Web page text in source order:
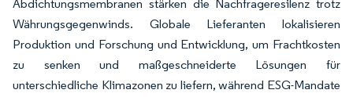
Abdichtungsmembranen stärken die Nachfrageresilenz trotz
Währungsgegenwinds. Globale Lieferanten lokalisieren
Produktion und Forschung und Entwicklung, um Frachtkosten
zu senken und maßgeschneiderte Lösungen für
unterschiedliche Klimazonen zu liefern, während ESG-Mandate